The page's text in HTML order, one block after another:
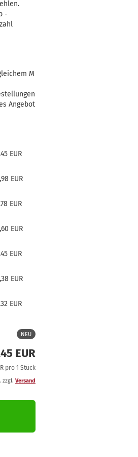
-
M
Angebot
EUR
EUR
EUR
EUR
EUR
EUR
EUR
NEU
EUR
pro 1 Stück
zzgl. Versand